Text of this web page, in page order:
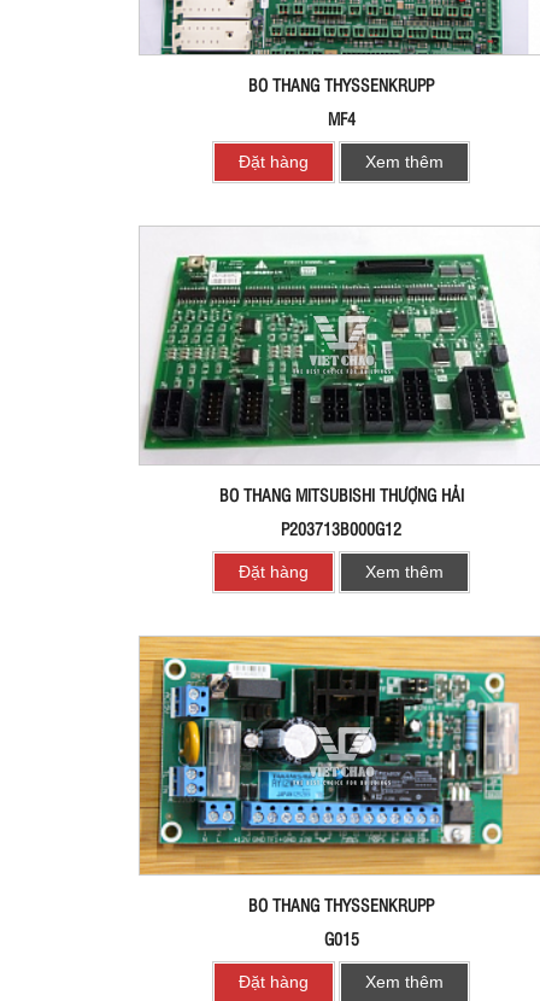
BO THANG THYSSENKRUPP
MF4
Đặt hàng Xem thêm
BO THANG MITSUBISHI THƯỢNG HẢI
P203713B000G12
Đặt hàng Xem thêm
BO THANG THYSSENKRUPP
G015
Đặt hàng Xem thêm